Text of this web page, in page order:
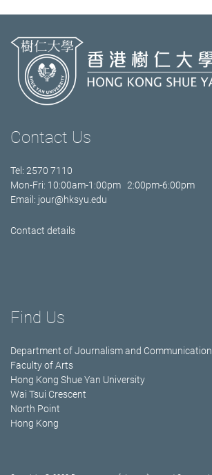
Contact Us
Tel: 2570 7110
Mon-Fri: 10:00am-1:00pm 2:00pm-6:00pm
Email: jour@hksyu.edu
Contact details
Find Us
Department of Journalism and Communication
Faculty of Arts
Hong Kong Shue Yan University
Wai Tsui Crescent
North Point
Hong Kong